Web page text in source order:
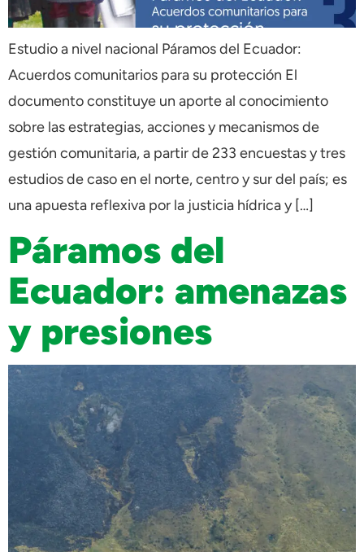
Estudio a nivel nacional Páramos del Ecuador:
Acuerdos comunitarios para su protección El
documento constituye un aporte al conocimiento
sobre las estrategias, acciones y mecanismos de
gestión comunitaria, a partir de 233 encuestas y tres
estudios de caso en el norte, centro y sur del país; es
una apuesta reflexiva por la justicia hídrica y […]
Páramos del
Ecuador: amenazas
y presiones